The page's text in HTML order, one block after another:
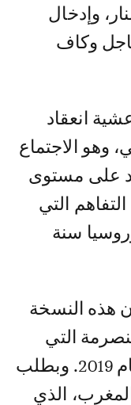
وإدخال
وكاف
انعقاد
وهو الاجتماع
على مستوى
التي
سنة
هذه النسخة
التي
انعقدت في أبريل بموسكو عام 2019. وبطلب
الذي